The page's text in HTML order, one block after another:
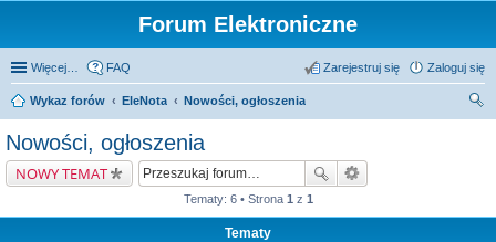
Forum Elektroniczne
Więcej… FAQ Zaloguj się
Zarejestruj się
Wykaz forów EleNota
Nowości, ogłoszenia
Nowości, ogłoszenia
NOWY TEMAT
Tematy: 6 • Strona 1 z 1
Tematy